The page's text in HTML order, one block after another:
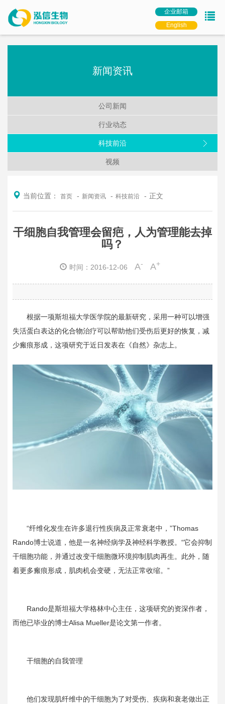
企业邮箱
English
新闻资讯
公司新闻
行业动态
科技前沿
视频
当前位置： 首页 新闻资讯 科技前沿 正文
干细胞自我管理会留疤，人为管理能去掉
吗？
时间：2016-12-06 A- A+
根据一项斯坦福大学医学院的最新研究，采用一种可以增强
失活蛋白表达的化合物治疗可以帮助他们受伤后更好的恢复，减
少瘢痕形成，这项研究于近日发表在《自然》杂志上。
“纤维化发生在许多退行性疾病及正常衰老中，”Thomas
Rando博士说道，他是一名神经病学及神经科学教授。“它会抑制
干细胞功能，并通过改变干细胞微环境抑制肌肉再生。此外，随
着更多瘢痕形成，肌肉机会变硬，无法正常收缩。”
Rando是斯坦福大学格林中心主任，这项研究的资深作者，
而他已毕业的博士Alisa Mueller是论文第一作者。
干细胞的自我管理
他们发现肌纤维中的干细胞为了对受伤、疾病和衰老做出正